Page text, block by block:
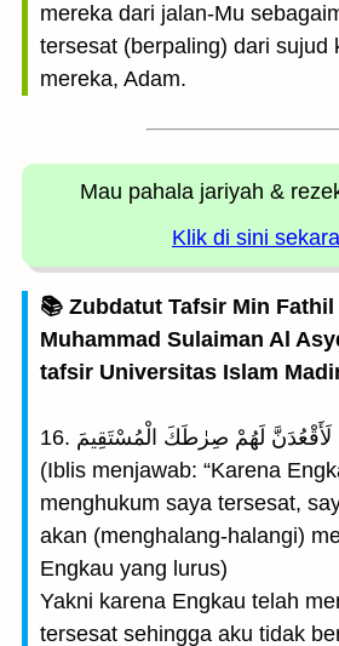
mereka dari jalan-Mu
tersesat (berpaling) dari sujud
mereka, Adam.
Mau pahala jariyah &
Klik di sini
📚 Zubdatut Tafsir Min
Muhammad Sulaiman Al
tafsir Universitas Islam
16. قَالَ فَبِمَآ أَغْوَيْتَنِى لَأَقْعُدَنَّ لَهُمْ صِرٰطَكَ الْمُسْتَقِيمَ
(Iblis menjawab: “Karena
menghukum saya tersesat,
akan (menghalang-halangi)
Engkau yang lurus)
Yakni karena Engkau telah
tersesat sehingga aku tidak